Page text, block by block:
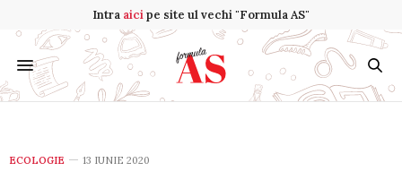
Intra aicipe site ul vechi "Formula AS"
ECOLOGIE 13 IUNIE 2020